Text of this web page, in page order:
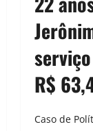
R$
Caso de